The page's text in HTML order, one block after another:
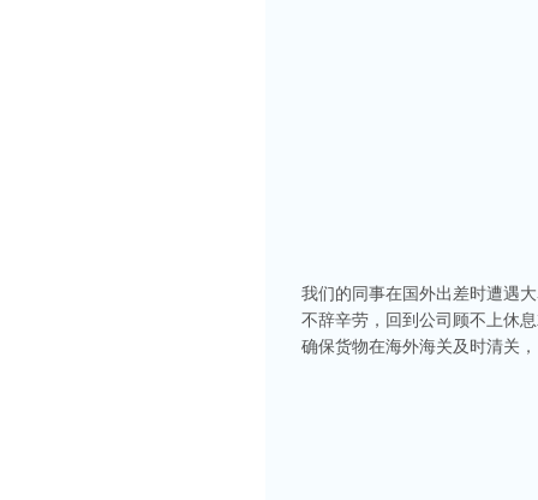
我们的同事在国外出差时遭遇
不辞辛劳，回到公司顾不上休
确保货物在海外海关及时清关